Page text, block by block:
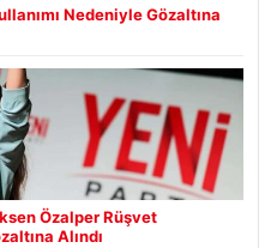
Nedeniyle Gözaltına
Özalper Rüşvet
Alındı